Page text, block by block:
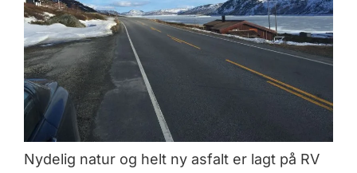
Nydelig natur og helt ny asfalt er lagt på RV